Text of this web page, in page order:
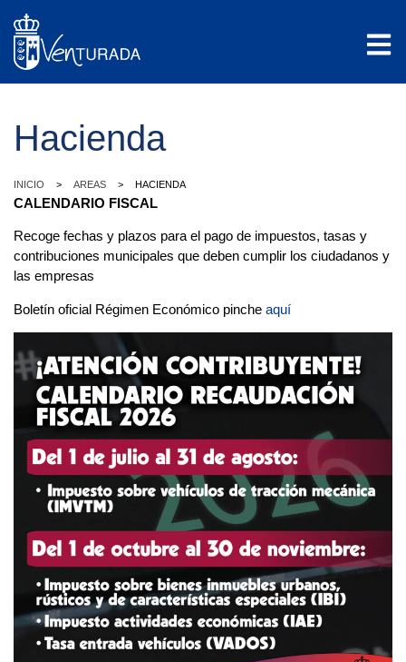
Hacienda
INICIO > AREAS > HACIENDA
CALENDARIO FISCAL
Recoge fechas y plazos para el pago de impuestos, tasas y
contribuciones municipales que deben cumplir los ciudadanos y
las empresas
Boletín oficial Régimen Económico pinche aquí